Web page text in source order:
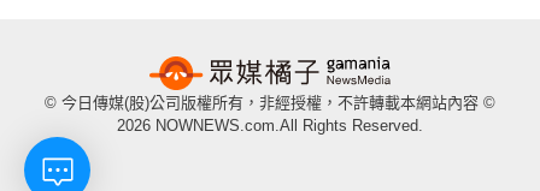
© 今日傳媒(股)公司版權所有，非經授權，不許轉載本網站內容 ©
2026 NOWNEWS.com.All Rights Reserved.